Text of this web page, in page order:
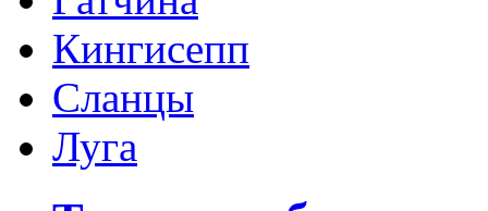
Кингисепп
Сланцы
Луга